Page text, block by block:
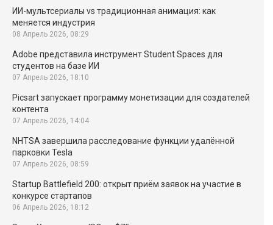
ИИ-мультсериалы vs традиционная анимация: как
меняется индустрия
08 Апрель 2026, 08:29
Adobe представила инструмент Student Spaces для
студентов на базе ИИ
07 Апрель 2026, 18:10
Picsart запускает программу монетизации для создателей
контента
07 Апрель 2026, 14:04
NHTSA завершила расследование функции удалённой
парковки Tesla
07 Апрель 2026, 08:59
Startup Battlefield 200: открыт приём заявок на участие в
конкурсе стартапов
06 Апрель 2026, 18:12